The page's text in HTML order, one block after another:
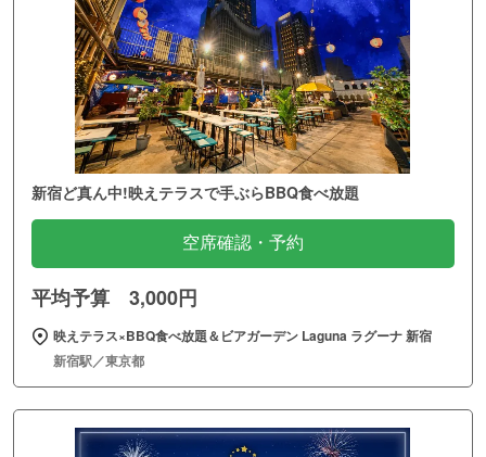
新宿ど真ん中!映えテラスで手ぶらBBQ食べ放題
空席確認・予約
平均予算 3,000円
映えテラス×BBQ食べ放題＆ビアガーデン Laguna ラグーナ 新宿
新宿駅／東京都